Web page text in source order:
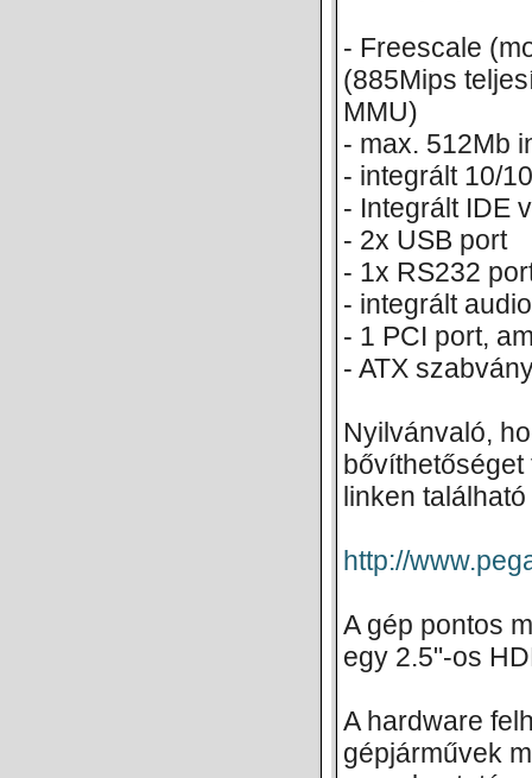
- Freescale
(885Mips
MMU)
- max. 512Mb
- integrált 10/
- Integrált IDE
- 2x USB port
- 1x RS232
- integrált audio
- 1 PCI port,
- ATX
Nyilvánvaló,
bővíthetőséget
linken
http://
A gép pontos
egy 2.5"-os
A hardware
gépjárművek